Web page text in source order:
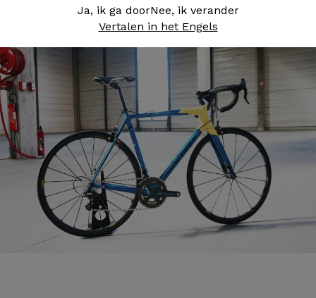
Ja, ik ga doorNee, ik verander
Vertalen in het Engels
Demand